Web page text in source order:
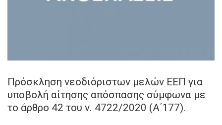
Πρόσκληση νεοδιόριστων μελών ΕΕΠ για
υποβολή αίτησης απόσπασης σύμφωνα με
το άρθρο 42 του ν. 4722/2020 (Α΄177).